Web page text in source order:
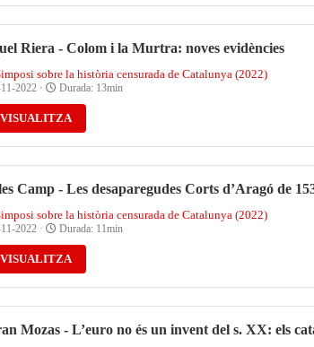
Riera - Colom i la Murtra: noves evidències
sobre la història censurada de Catalunya (2022)
2022 · Durada: 13min
VISUALITZA
Camp - Les desaparegudes Corts d’Aragó de
sobre la història censurada de Catalunya (2022)
2022 · Durada: 11min
VISUALITZA
Mozas - L’euro no és un invent del s. XX: els